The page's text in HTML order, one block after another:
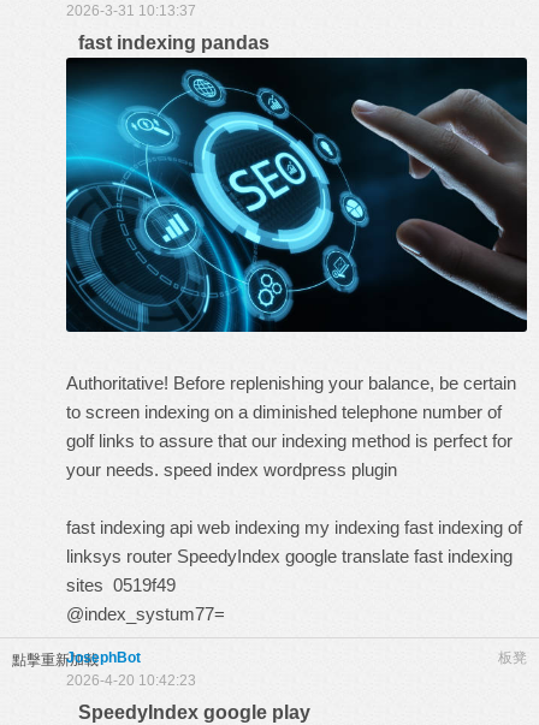
2026-3-31 10:13:37
fast indexing pandas
Authoritative! Before replenishing your balance, be certain
to screen indexing on a diminished telephone number of
golf links to assure that our indexing method is perfect for
your needs. speed index wordpress plugin
fast indexing api web indexing my indexing fast indexing of
linksys router SpeedyIndex google translate fast indexing
sites 0519f49
@index_systum77=
點擊重新加載 板凳
JosephBot
2026-4-20 10:42:23
SpeedyIndex google play